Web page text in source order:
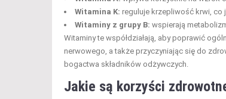
Witamina K: reguluje krzepliwość krwi, co
Witaminy z grupy B: wspierają
Witaminy te współdziałają, aby poprawić
nerwowego, a także przyczyniając się do
bogactwa składników odżywczych.
Jakie są korzyści